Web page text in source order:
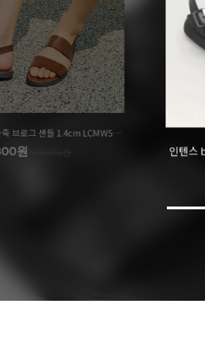
인텐스 by 엘칸토 남성 소가죽 브로그 샌들 1.4cm LCMW57I126
원 129,000원